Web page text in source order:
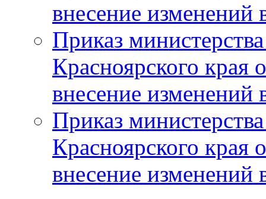
внесение изменений
Приказ
Красноярского
внесение изменений
Приказ
Красноярского
внесение изменений